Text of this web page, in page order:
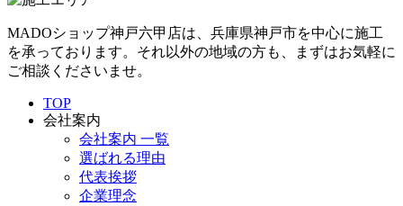
MADOショップ神戸六甲店は、兵庫県神戸市を中心に施工
を承っております。それ以外の地域の方も、まずはお気軽に
ご相談くださいませ。
TOP
会社案内
会社案内 一覧
選ばれる理由
代表挨拶
企業理念